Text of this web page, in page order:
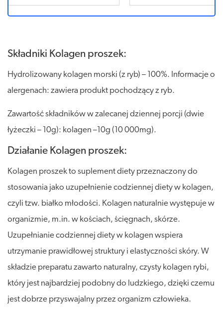
Składniki Kolagen proszek:
Hydrolizowany kolagen morski (z ryb) – 100%. Informacje o
alergenach: zawiera produkt pochodzący z ryb.
Zawartość składników w zalecanej dziennej porcji (dwie
łyżeczki – 10g): kolagen –10g (10 000mg).
Działanie Kolagen proszek:
Kolagen proszek to suplement diety przeznaczony do
stosowania jako uzupełnienie codziennej diety w kolagen,
czyli tzw. białko młodości. Kolagen naturalnie występuje w
organizmie, m.in. w kościach, ścięgnach, skórze.
Uzupełnianie codziennej diety w kolagen wspiera
utrzymanie prawidłowej struktury i elastyczności skóry. W
składzie preparatu zawarto naturalny, czysty kolagen rybi,
który jest najbardziej podobny do ludzkiego, dzięki czemu
jest dobrze przyswajalny przez organizm człowieka.